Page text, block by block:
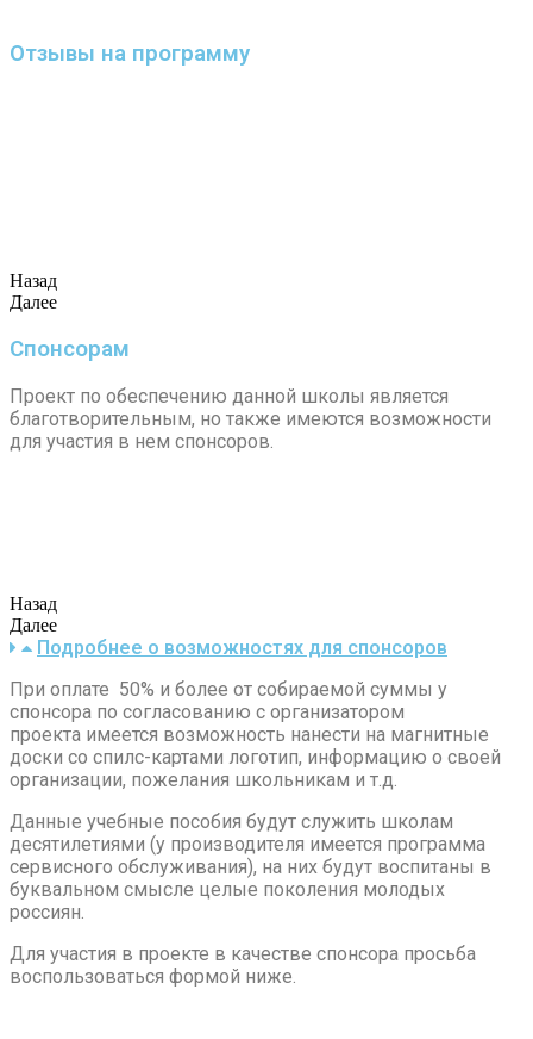
Отзывы на программу
Назад
Далее
Спонсорам
Проект по обеспечению данной школы является
благотворительным, но также имеются возможности
для участия в нем спонсоров.
Назад
Далее
Подробнее о возможностях для спонсоров
При оплате 50% и более от собираемой суммы у
спонсора по согласованию с организатором
проекта имеется возможность нанести на магнитные
доски со спилс-картами логотип, информацию о своей
организации, пожелания школьникам и т.д.
Данные учебные пособия будут служить школам
десятилетиями (у производителя имеется программа
сервисного обслуживания), на них будут воспитаны в
буквальном смысле целые поколения молодых
россиян.
Для участия в проекте в качестве спонсора просьба
воспользоваться формой ниже.